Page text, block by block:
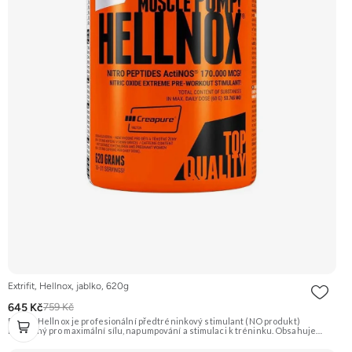
Extrifit, Hellnox, jablko, 620g
645 Kč759 Kč
Extrifit Hellnox je profesionální předtréninkový stimulant (NO produkt)
navržený pro maximální sílu, napumpování a stimulaci k tréninku. Obsahuje